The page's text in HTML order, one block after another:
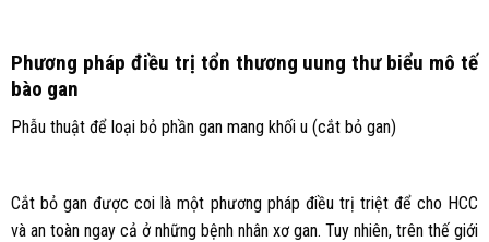
Phương pháp điều trị tổn thương uung thư biểu mô tế
bào gan
Phẫu thuật để loại bỏ phần gan mang khối u (cắt bỏ gan)
Cắt bỏ gan được coi là một phương pháp điều trị triệt để cho HCC
và an toàn ngay cả ở những bệnh nhân xơ gan. Tuy nhiên, trên thế giới